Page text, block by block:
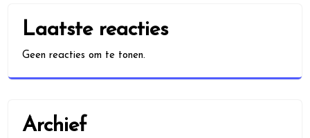
Laatste reacties
Geen reacties om te tonen.
Archief